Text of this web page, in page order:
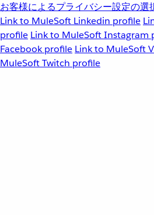
お客様によるプライバシー設定の選
Link to MuleSoft Linkedin profile
profile Link to MuleSoft Instagram
Facebook profile Link to MuleSoft
MuleSoft Twitch profile